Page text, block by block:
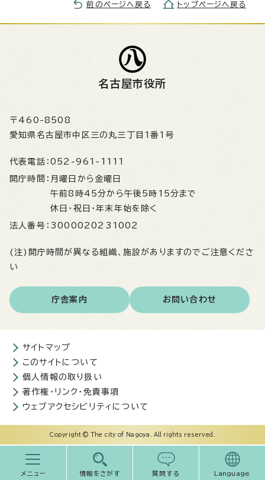
前のページへ戻る トップページへ戻る
メニュー 情報をさがす 質問する Language
名古屋市役所
〒460-8508
愛知県名古屋市中区三の丸三丁目1番1号
代表電話： 052-961-1111
開庁時間： 月曜日から金曜日
午前8時45分から午後5時15分まで
休日・祝日・年末年始を除く
法人番号： 3000020231002
(注)開庁時間が異なる組織、施設がありますのでご注意くださ
い
庁舎案内 お問い合わせ
サイトマップ
このサイトについて
個人情報の取り扱い
著作権・リンク・免責事項
ウェブアクセシビリティについて
Copyright © The city of Nagoya. All rights reserved.